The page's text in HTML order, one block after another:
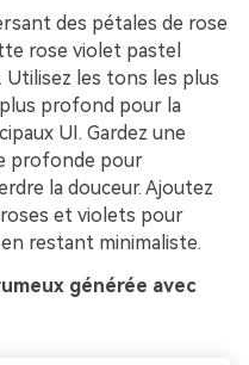
des pétales de rose
rose violet pastel
les tons les plus
profond pour la
UI. Gardez une
profonde pour
la douceur. Ajoutez
et violets pour
restant minimaliste.
générée avec